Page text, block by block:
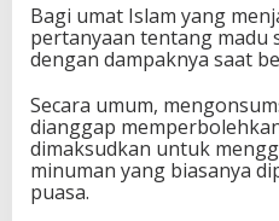
Bagi umat Islam yang
pertanyaan tentang madu
dengan dampaknya saat
Secara umum,
dianggap
dimaksudkan untuk
minuman yang biasanya
puasa.